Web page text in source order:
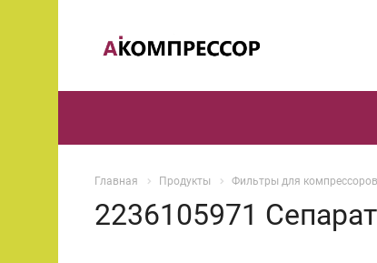
Главная Продукты Фильтры для компрессоров
2236105971